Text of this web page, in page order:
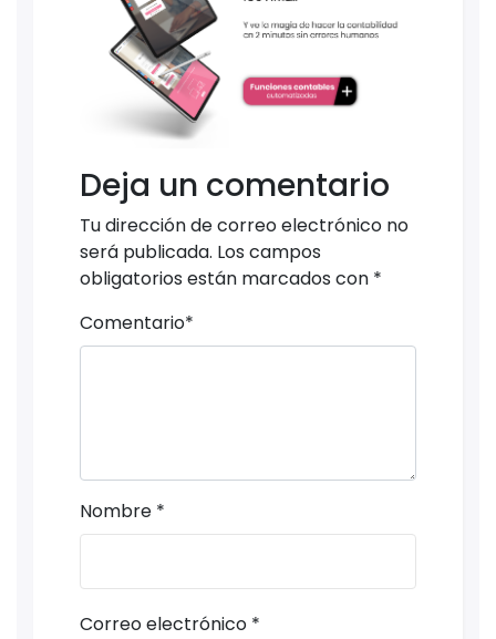
Deja un comentario
Tu dirección de correo electrónico no
será publicada. Los campos
obligatorios están marcados con *
Comentario*
Nombre *
Correo electrónico *